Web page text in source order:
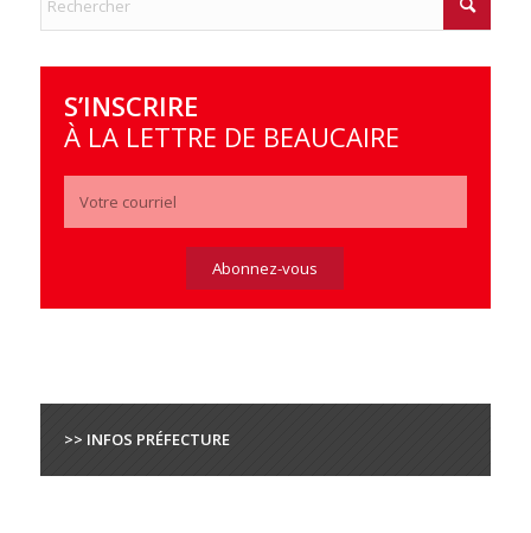
S’INSCRIRE
À LA LETTRE DE BEAUCAIRE
>> INFOS PRÉFECTURE